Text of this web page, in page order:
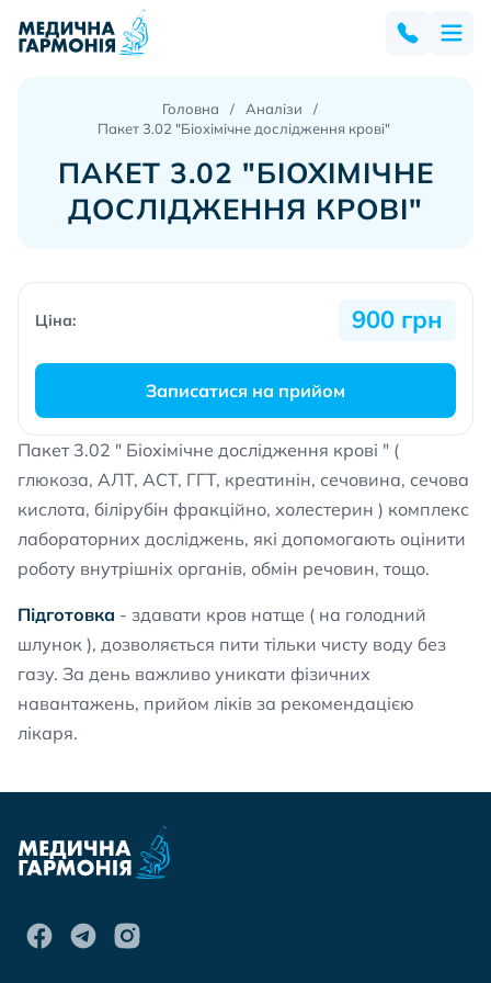
Головна
Аналізи
Пакет 3.02 "Біохімічне дослідження крові"
ПАКЕТ 3.02 "БІОХІМІЧНЕ
ДОСЛІДЖЕННЯ КРОВІ"
Пакет 3.02 " Біохімічне дослідження крові " (
глюкоза, АЛТ, АСТ, ГГТ, креатинін, сечовина, сечова
кислота, білірубін фракційно, холестерин ) комплекс
лабораторних досліджень, які допомогають оцінити
роботу внутрішніх органів, обмін речовин, тощо.
Підготовка - здавати кров натще ( на голодний
шлунок ), дозволяється пити тільки чисту воду без
газу. За день важливо уникати фізичних
навантажень, прийом ліків за рекомендацією
лікаря.
Ціна: 900 грн
Записатися на прийом